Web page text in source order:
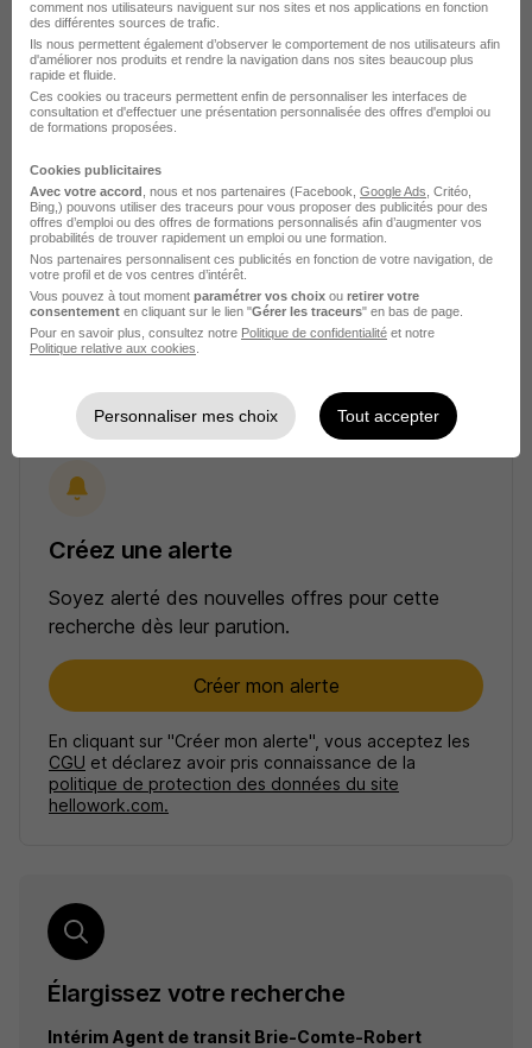
Voir l’offre
Gestionnaire Transport H/F
Groupe Piment
Réau - 77 Intérim 37 000 - 39 000 € / an
Voir l’offre
Créez une alerte
Soyez alerté des nouvelles offres pour cette
recherche dès leur parution.
Créer mon alerte
En cliquant sur "Créer mon alerte", vous acceptez les
CGU et déclarez avoir pris connaissance de la
politique de protection des données du site
hellowork.com.
Élargissez votre recherche
Intérim Agent de transit Brie-Comte-Robert
comment nos utilisateurs naviguent sur nos sites et nos applications en fonction
des différentes sources de trafic.
Ils nous permettent également d’observer le comportement de nos utilisateurs afin
d'améliorer nos produits et rendre la navigation dans nos sites beaucoup plus
rapide et fluide.
Ces cookies ou traceurs permettent enfin de personnaliser les interfaces de
consultation et d'effectuer une présentation personnalisée des offres d'emploi ou
de formations proposées.
Cookies publicitaires
Avec votre accord , nous et nos partenaires (Facebook, Google Ads , Critéo,
Bing,) pouvons utiliser des traceurs pour vous proposer des publicités pour des
offres d’emploi ou des offres de formations personnalisés afin d’augmenter vos
probabilités de trouver rapidement un emploi ou une formation.
Nos partenaires personnalisent ces publicités en fonction de votre navigation, de
votre profil et de vos centres d’intérêt.
Vous pouvez à tout moment paramétrer vos choix ou retirer votre
consentement en cliquant sur le lien "Gérer les traceurs" en bas de page.
Pour en savoir plus, consultez notre Politique de confidentialité et notre
Politique relative aux cookies
Personnaliser mes choix Tout accepter